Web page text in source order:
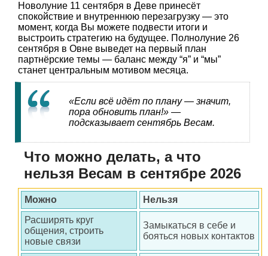
Новолуние 11 сентября в Деве принесёт
спокойствие и внутреннюю перезагрузку — это
момент, когда Вы можете подвести итоги и
выстроить стратегию на будущее. Полнолуние 26
сентября в Овне выведет на первый план
партнёрские темы — баланс между “я” и “мы”
станет центральным мотивом месяца.
«Если всё идёт по плану — значит,
пора обновить план!» —
подсказывает сентябрь Весам.
Что можно делать, а что
нельзя Весам в сентябре 2026
Можно
Нельзя
Расширять круг
общения, строить
новые связи
Замыкаться в себе и
бояться новых контактов